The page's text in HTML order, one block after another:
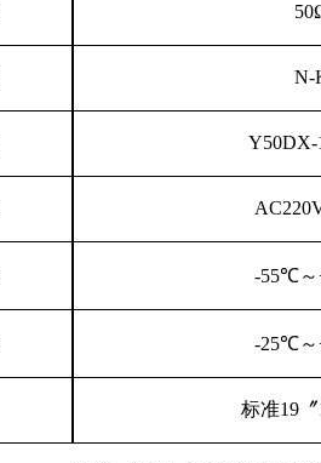
N-
Y50DX-
-55℃
-25℃
标准19